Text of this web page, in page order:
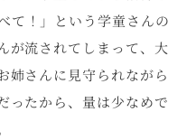
て！」という学童さんの
が流されてしまって、大
姉さんに見守られながら
ったから、量は少なめで